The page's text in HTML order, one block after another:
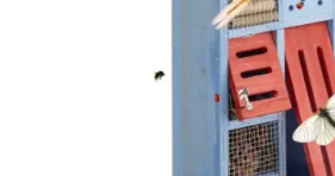
IN DEN WARENKORB